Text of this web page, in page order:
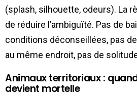
(splash, silhouette, odeurs). La
de réduire l’ambiguïté. Pas de
conditions déconseillées, pas
au même endroit, pas de
Animaux territoriaux :
devient mortelle